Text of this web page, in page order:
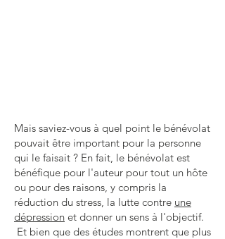
Mais saviez-vous à quel point le bénévolat
pouvait être important pour la personne
qui le faisait ? En fait, le bénévolat est
bénéfique pour l'auteur pour tout un hôte
ou pour des raisons, y compris la
réduction du stress, la lutte contre une
dépression et donner un sens à l'objectif.
Et bien que des études montrent que plus